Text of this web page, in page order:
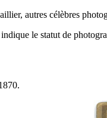
autres célèbres
le statut de